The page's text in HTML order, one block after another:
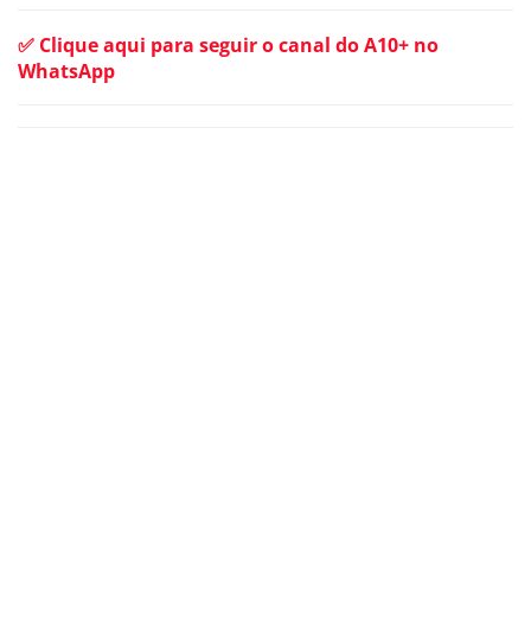
✅ Clique aqui para seguir o canal do A10+ no
WhatsApp